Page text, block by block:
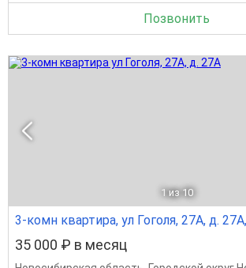
Позвонить
1 из 10
3-комн квартира, ул Гоголя, 27А, д.
35 000 ₽ в месяц